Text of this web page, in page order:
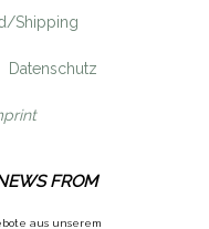
Shipping
Datenschutz
FROM
aus unserem